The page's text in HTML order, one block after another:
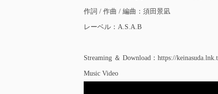
作詞 / 作曲 / 編曲：須田景凪
レーベル：A.S.A.B
Streaming ＆ Download：https://
Music Video